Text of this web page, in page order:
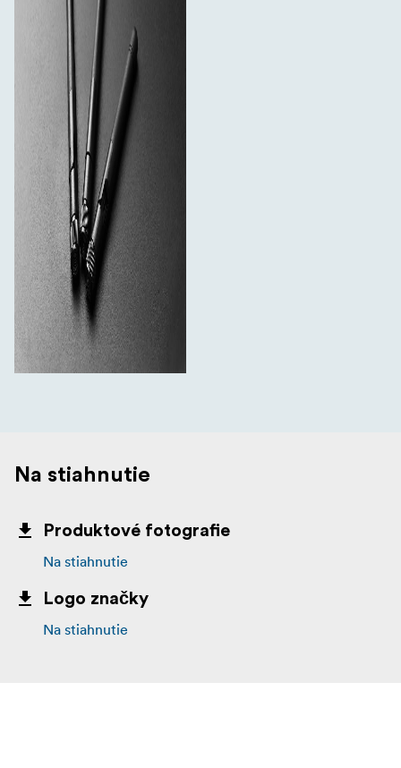
Na stiahnutie
Produktové fotografie
Na stiahnutie
Logo značky
Na stiahnutie